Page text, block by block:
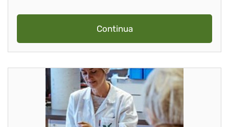
Continua